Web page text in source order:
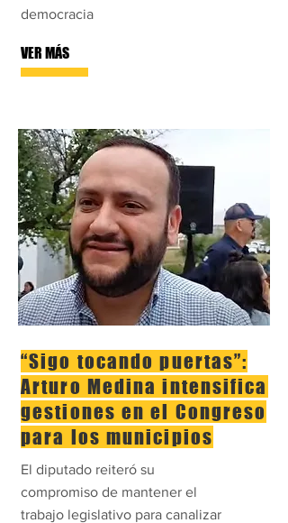
democracia
VER MÁS
“Sigo tocando puertas”:
Arturo Medina intensifica
gestiones en el Congreso
para los municipios
El diputado reiteró su
compromiso de mantener el
trabajo legislativo para canalizar